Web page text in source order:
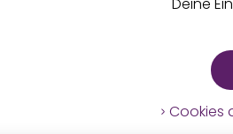
Deine
LASCANA arbeitet mit Partnern
sowie auch zu eigenenCookies